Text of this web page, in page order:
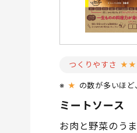
つくりやすさ
※ ★ の数が多いほど
ミートソース
お肉と野菜のう